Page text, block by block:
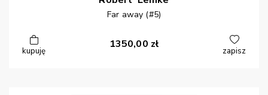
Far away (#5)
kupuję
1350,00 zł
zapisz